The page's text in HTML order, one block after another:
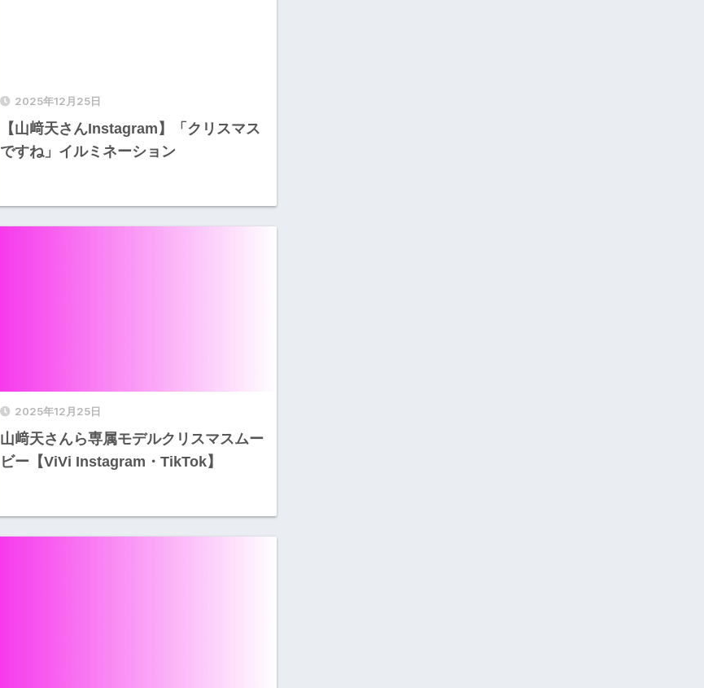
2025年12月25日
【山﨑天さんInstagram】「クリスマス
ですね」イルミネーション
2025年12月25日
山﨑天さんら専属モデルクリスマスムー
ビー【ViVi Instagram・TikTok】